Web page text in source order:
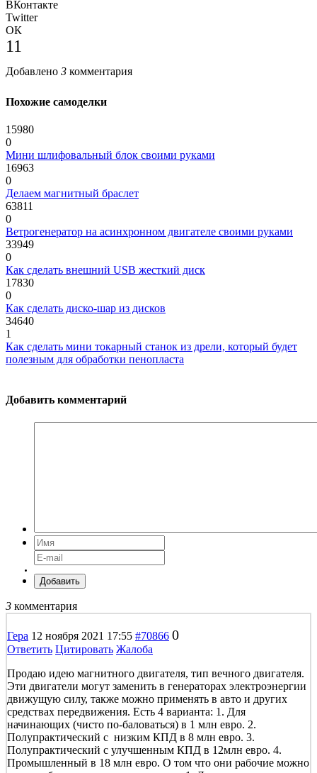
ВКонтакте
Twitter
ОК
11
Добавлено 3 комментария
Похожие самоделки
15980
0
Мини шлифовальный блок своими руками
16963
0
Делаем магнитный браслет
63811
0
Ветрогенератор на асинхронном двигателе своими руками
33949
0
Как сделать внешний USB жесткий диск
17830
0
Как сделать диско-шар из дисков
34640
1
Как сделать мини токарный станок из дрели, который будет
полезным для обработки пенопласта
Добавить комментарий
Добавить
3 комментария
Гера 12 ноября 2021 17:55 #70866 0
Ответить Цитировать Жалоба
Продаю идею магнитного двигателя, тип вечного двигателя.
Эти двигатели могут заменить в генераторах электроэнергии
движущую силу, также можно применять в авто и других
средствах передвижения. Есть 4 варианта: 1. Для
начинающих (чисто по-баловаться) в 1 млн евро. 2.
Полупрактический с низким КПД в 8 млн евро. 3.
Полупрактический с улучшенным КПД в 12млн евро. 4.
Промышленный в 18 млн евро. О том что они рабочие можно